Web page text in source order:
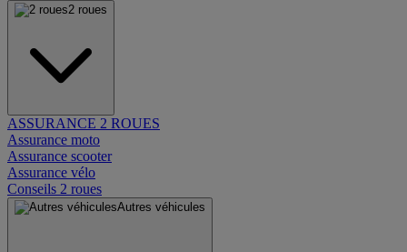
2 roues
ASSURANCE 2 ROUES
Assurance moto
Assurance scooter
Assurance vélo
Conseils 2 roues
Autres véhicules